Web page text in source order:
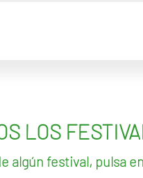
LOS
algún festival, pulsa